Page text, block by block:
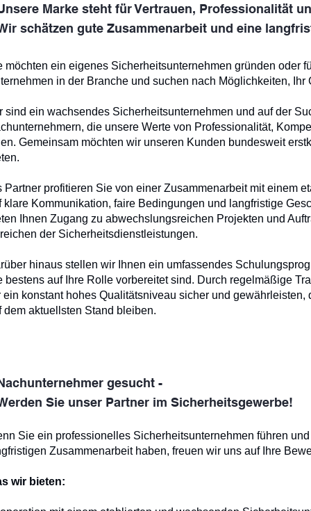
Marke steht für Vertrauen, Professionalität
schätzen gute Zusammenarbeit und eine
möchten ein eigenes Sicherheitsunternehmen gründen oder
in der Branche und suchen nach Möglichkeiten, Ihr
sind ein wachsendes Sicherheitsunternehmen und auf der
die unsere Werte von Professionalität,
Gemeinsam möchten wir unseren Kunden bundesweit
Partner profitieren Sie von einer Zusammenarbeit mit einem
klare Kommunikation, faire Bedingungen und langfristige
Ihnen Zugang zu abwechslungsreichen Projekten und
der Sicherheitsdienstleistungen.
hinaus stellen wir Ihnen ein umfassendes
bestens auf Ihre Rolle vorbereitet sind. Durch regelmäßige
ein konstant hohes Qualitätsniveau sicher und gewährleisten,
dem aktuellsten Stand bleiben.
gesucht -
Sie unser Partner im Sicherheitsgewerbe!
Sie ein professionelles Sicherheitsunternehmen führen
Zusammenarbeit haben, freuen wir uns auf Ihre
wir bieten: